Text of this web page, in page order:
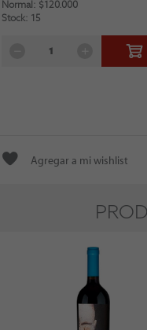
Normal: $120.000
Stock: 15
Agregar a mi wishlist